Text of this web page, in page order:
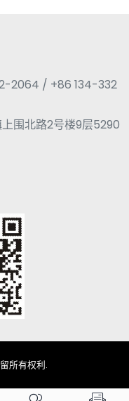
2064 / +86 134-332
围北路2号楼9层5290
所有权利.